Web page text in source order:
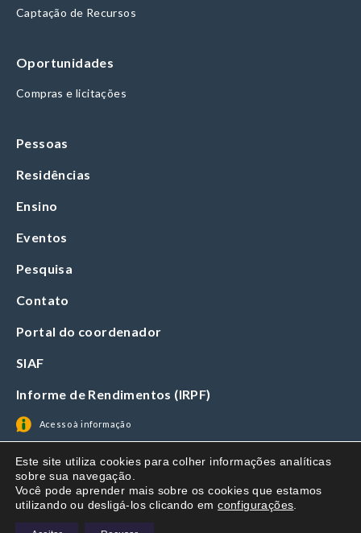
Captação de Recursos
Oportunidades
Compras e licitações
Pessoas
Residências
Ensino
Eventos
Pesquisa
Contato
Portal do coordenador
SIAF
Informe de Rendimentos (IRPF)
Acesso à informação
Este site utiliza cookies para colher informações analíticas
sobre sua navegação.
Você pode aprender mais sobre os cookies que estamos
utilizando ou desligá-los clicando emconfigurações